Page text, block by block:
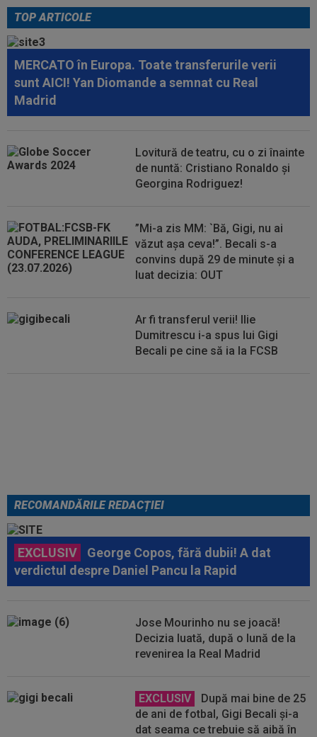
înfrângerea cu Râmnicu Vâlcea în a...
13:21
o lună de la revenirea la Real...
13:06 EXCLUSIV
George Copos, fără dubii! A dat
verdictul despre Daniel Pancu la Rapid
12:54 VIDEO
Concordia Chiajna - FC Bihor 2-0.
Toate rezulatele zilei în etapa a doua din...
TOP ARTICOLE
MERCATO în Europa. Toate transferurile verii
sunt AICI! Yan Diomande a semnat cu Real
Madrid
Lovitură de teatru, cu o zi înainte
de nuntă: Cristiano Ronaldo și
Georgina Rodriguez!
”Mi-a zis MM: `Bă, Gigi, nu ai
văzut așa ceva!”. Becali s-a
convins după 29 de minute și a
luat decizia: OUT
Ar fi transferul verii! Ilie
Dumitrescu i-a spus lui Gigi
Becali pe cine să ia la FCSB
RECOMANDĂRILE REDACȚIEI
EXCLUSIV
George Copos, fără dubii! A dat
verdictul despre Daniel Pancu la Rapid
Jose Mourinho nu se joacă!
Decizia luată, după o lună de la
revenirea la Real Madrid
EXCLUSIV
După mai bine de 25
de ani de fotbal, Gigi Becali și-a
dat seama ce trebuie să aibă în